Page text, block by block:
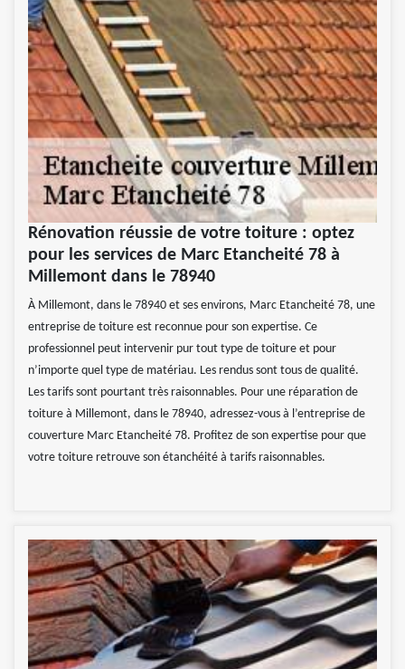
Rénovation réussie de votre toiture : optez
pour les services de Marc Etancheité 78 à
Millemont dans le 78940
À Millemont, dans le 78940 et ses environs, Marc Etancheité 78, une
entreprise de toiture est reconnue pour son expertise. Ce
professionnel peut intervenir pur tout type de toiture et pour
n’importe quel type de matériau. Les rendus sont tous de qualité.
Les tarifs sont pourtant très raisonnables. Pour une réparation de
toiture à Millemont, dans le 78940, adressez-vous à l’entreprise de
couverture Marc Etancheité 78. Profitez de son expertise pour que
votre toiture retrouve son étanchéité à tarifs raisonnables.